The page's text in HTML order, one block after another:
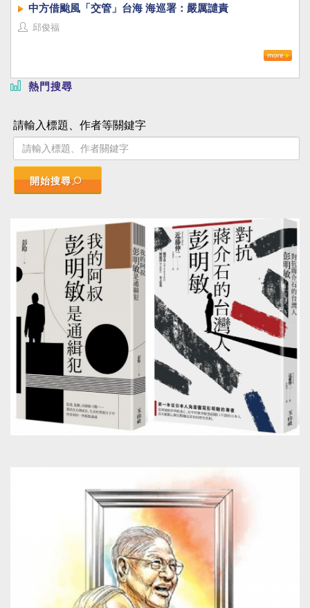
中方借颱風「交管」台海 海巡署：嚴厲譴責
邱俊福
熱門搜尋
請輸入標題、作者等關鍵字
開始搜尋